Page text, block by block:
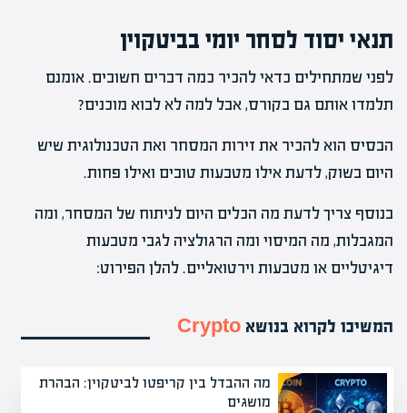
תנאי יסוד לסחר יומי בביטקוין
לפני שמתחילים כדאי להכיר כמה דברים חשובים. אומנם
תלמדו אותם גם בקורס, אבל למה לא לבוא מוכנים?
הבסיס הוא להכיר את זירות המסחר ואת הטכנולוגית שיש
היום בשוק, לדעת אילו מטבעות טובים ואילו פחות.
בנוסף צריך לדעת מה הכלים היום לניתוח של המסחר, ומה
המגבלות, מה המיסוי ומה הרגולציה לגבי מטבעות
דיגיטליים או מטבעות וירטואליים. להלן הפירוט:
המשיכו לקרוא בנושא Crypto
מה ההבדל בין קריפטו לביטקוין: הבהרת
מושגים